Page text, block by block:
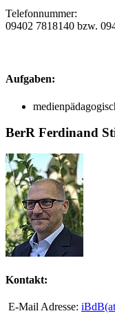
Telefonnummer:
09402 7818140 bzw.
Aufgaben:
BerR Ferdinand
Kontakt:
E-Mail Adresse: